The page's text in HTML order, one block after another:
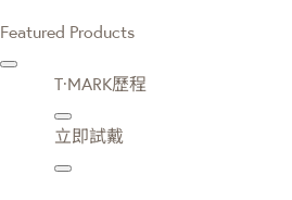
Featured Products
T·MARK歷程
立即試戴